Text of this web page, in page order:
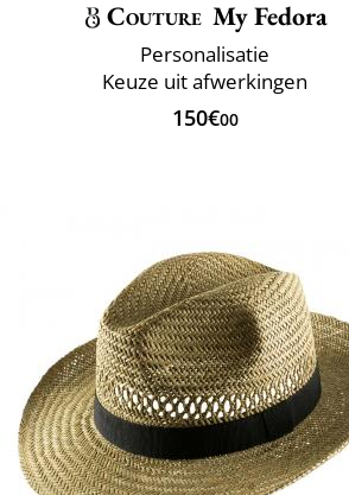
Couture My Fedora
Personalisatie
Keuze uit afwerkingen
150€00